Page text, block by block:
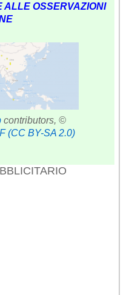
ALLE OSSERVAZIONI
contributors, ©
(CC BY-SA 2.0)